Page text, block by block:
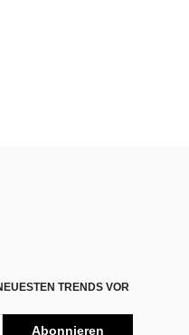
TRENDS VOR
Abonnieren